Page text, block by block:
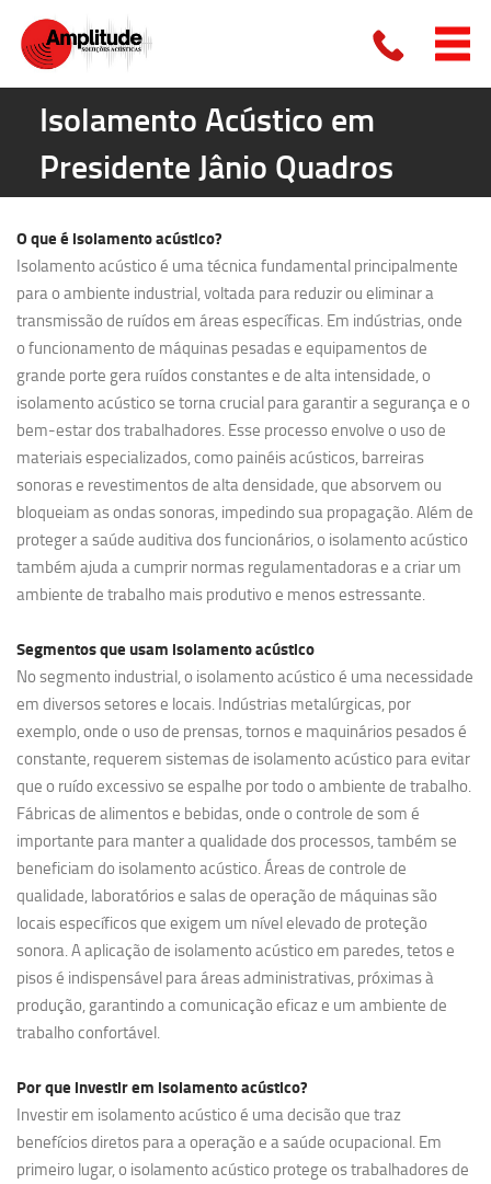
Isolamento Acústico em
Presidente Jânio Quadros
O que é isolamento acústico?
Isolamento acústico é uma técnica fundamental principalmente
para o ambiente industrial, voltada para reduzir ou eliminar a
transmissão de ruídos em áreas específicas. Em indústrias, onde
o funcionamento de máquinas pesadas e equipamentos de
grande porte gera ruídos constantes e de alta intensidade, o
isolamento acústico se torna crucial para garantir a segurança e o
bem-estar dos trabalhadores. Esse processo envolve o uso de
materiais especializados, como painéis acústicos, barreiras
sonoras e revestimentos de alta densidade, que absorvem ou
bloqueiam as ondas sonoras, impedindo sua propagação. Além de
proteger a saúde auditiva dos funcionários, o isolamento acústico
também ajuda a cumprir normas regulamentadoras e a criar um
ambiente de trabalho mais produtivo e menos estressante.
Segmentos que usam isolamento acústico
No segmento industrial, o isolamento acústico é uma necessidade
em diversos setores e locais. Indústrias metalúrgicas, por
exemplo, onde o uso de prensas, tornos e maquinários pesados é
constante, requerem sistemas de isolamento acústico para evitar
que o ruído excessivo se espalhe por todo o ambiente de trabalho.
Fábricas de alimentos e bebidas, onde o controle de som é
importante para manter a qualidade dos processos, também se
beneficiam do isolamento acústico. Áreas de controle de
qualidade, laboratórios e salas de operação de máquinas são
locais específicos que exigem um nível elevado de proteção
sonora. A aplicação de isolamento acústico em paredes, tetos e
pisos é indispensável para áreas administrativas, próximas à
produção, garantindo a comunicação eficaz e um ambiente de
trabalho confortável.
Por que investir em isolamento acústico?
Investir em isolamento acústico é uma decisão que traz
benefícios diretos para a operação e a saúde ocupacional. Em
primeiro lugar, o isolamento acústico protege os trabalhadores de